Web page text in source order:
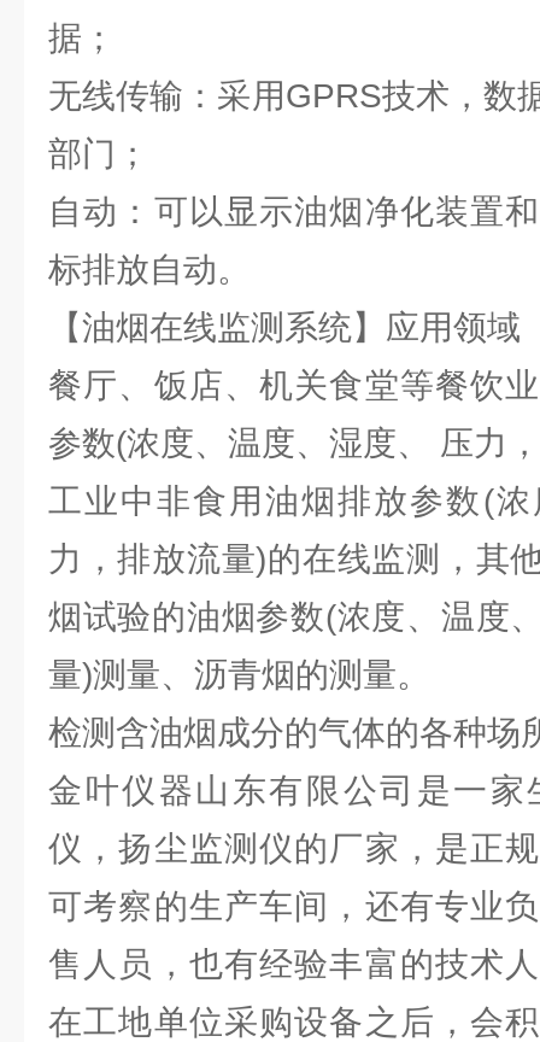
据；
无线传输：采用GPRS技术，数
部门；
自动：可以显示油烟净化装置
标排放自动。
【油烟在线监测系统】应用领域
餐厅、饭店、机关食堂等餐饮
参数(浓度、温度、湿度、 压力
工业中非食用油烟排放参数(
力，排放流量)的在线监测，其
烟试验的油烟参数(浓度、温度
量)测量、沥青烟的测量。
检测含油烟成分的气体的各种场
金叶仪器山东有限公司是一家
仪，扬尘监测仪的厂家，是正
可考察的生产车间，还有专业
售人员，也有经验丰富的技术
在工地单位采购设备之后，会